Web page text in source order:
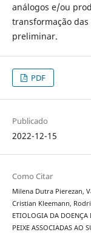
análogos e/ou
transformação
preliminar.
PDF
Publicado
2022-12-15
Como Citar
Milena Dutra Pierezan,
Cristian Kleemann,
ETIOLOGIA DA DOENÇA
PEIXE ASSOCIADAS AO